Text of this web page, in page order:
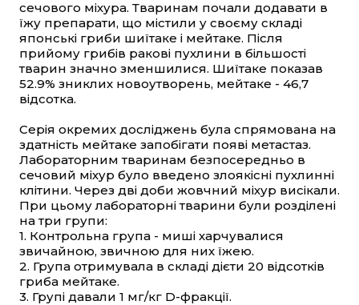
сечового міхура. Тваринам почали додавати в
їжу препарати, що містили у своєму складі
японські гриби шиїтаке і мейтаке. Після
прийому грибів ракові пухлини в більшості
тварин значно зменшилися. Шиїтаке показав
52.9% зниклих новоутворень, мейтаке - 46,7
відсотка.
Серія окремих досліджень була спрямована на
здатність мейтаке запобігати появі метастаз.
Лабораторним тваринам безпосередньо в
сечовий міхур було введено злоякісні пухлинні
клітини. Через дві доби жовчний міхур висікали.
При цьому лабораторні тварини були розділені
на три групи:
1. Контрольна група - миші харчувалися
звичайною, звичною для них їжею.
2. Група отримувала в складі дієти 20 відсотків
гриба мейтаке.
3. Групі давали 1 мг/кг D-фракції.